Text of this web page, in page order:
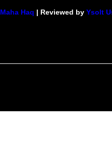
Maha Haq | Reviewed by Ysolt